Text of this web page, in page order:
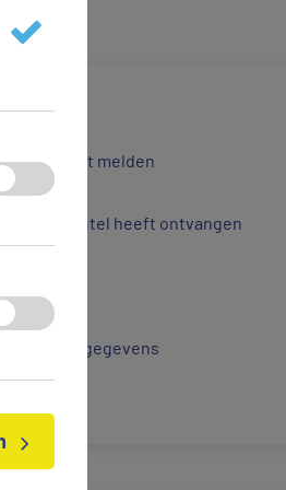
u aan wilt melden
u de sleutel heeft ontvangen
en betaalgegevens